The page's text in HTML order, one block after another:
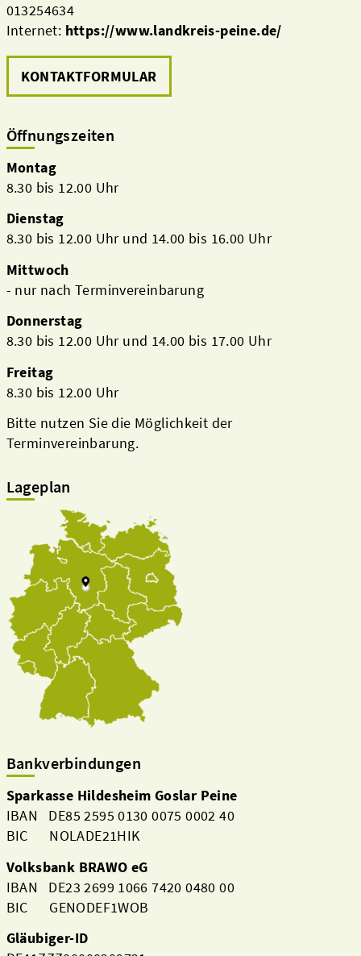
013254634
Internet: https://www.landkreis-peine.de/
KONTAKTFORMULAR
Öffnungszeiten
Montag
8.30 bis 12.00 Uhr
Dienstag
8.30 bis 12.00 Uhr und 14.00 bis 16.00 Uhr
Mittwoch
- nur nach Terminvereinbarung
Donnerstag
8.30 bis 12.00 Uhr und 14.00 bis 17.00 Uhr
Freitag
8.30 bis 12.00 Uhr
Bitte nutzen Sie die Möglichkeit der
Terminvereinbarung.
Lageplan
Bankverbindungen
Sparkasse Hildesheim Goslar Peine
IBAN DE85 2595 0130 0075 0002 40
BIC NOLADE21HIK
Volksbank BRAWO eG
IBAN DE23 2699 1066 7420 0480 00
BIC GENODEF1WOB
Gläubiger-ID